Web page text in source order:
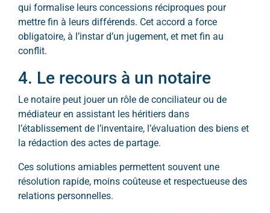
qui formalise leurs concessions réciproques pour
mettre fin à leurs différends. Cet accord a force
obligatoire, à l’instar d’un jugement, et met fin au
conflit.
4. Le recours à un notaire
Le notaire peut jouer un rôle de conciliateur ou de
médiateur en assistant les héritiers dans
l’établissement de l’inventaire, l’évaluation des biens et
la rédaction des actes de partage.
Ces solutions amiables permettent souvent une
résolution rapide, moins coûteuse et respectueuse des
relations personnelles.